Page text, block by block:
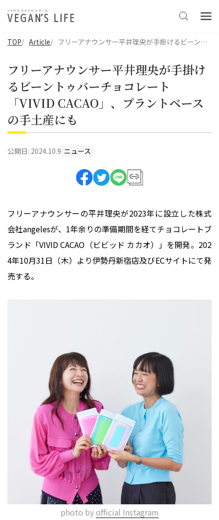
TOP Article フリーアナウンサー平井理央が手掛けるビーントゥバーチョコレート「VIVID CACAO」、プラントベースの手土産にも
フリーアナウンサー平井理央が手掛け
るビーントゥバーチョコレート
「VIVID CACAO」、プラントベース
の手土産にも
公開日: 2024.10.9 ニュース
フリーアナウンサーの平井理央が2023年に設立した株式
会社angelesが、1年余りの準備期間を経てチョコレートブ
ランド「VIVID CACAO（ビビッド カカオ）」を開発。202
4年10月31日（木）より伊勢丹新宿店及びECサイトにて発
売する。
photo byofficial Instagram